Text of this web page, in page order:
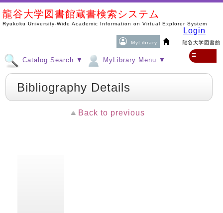
龍谷大学図書館蔵書検索システム
Ryukoku University-Wide Academic Information on Virtual Explorer System
MyLibrary 龍谷大学図書館
Login
Catalog Search ▼ MyLibrary Menu ▼
≡
Bibliography Details
Back to previous